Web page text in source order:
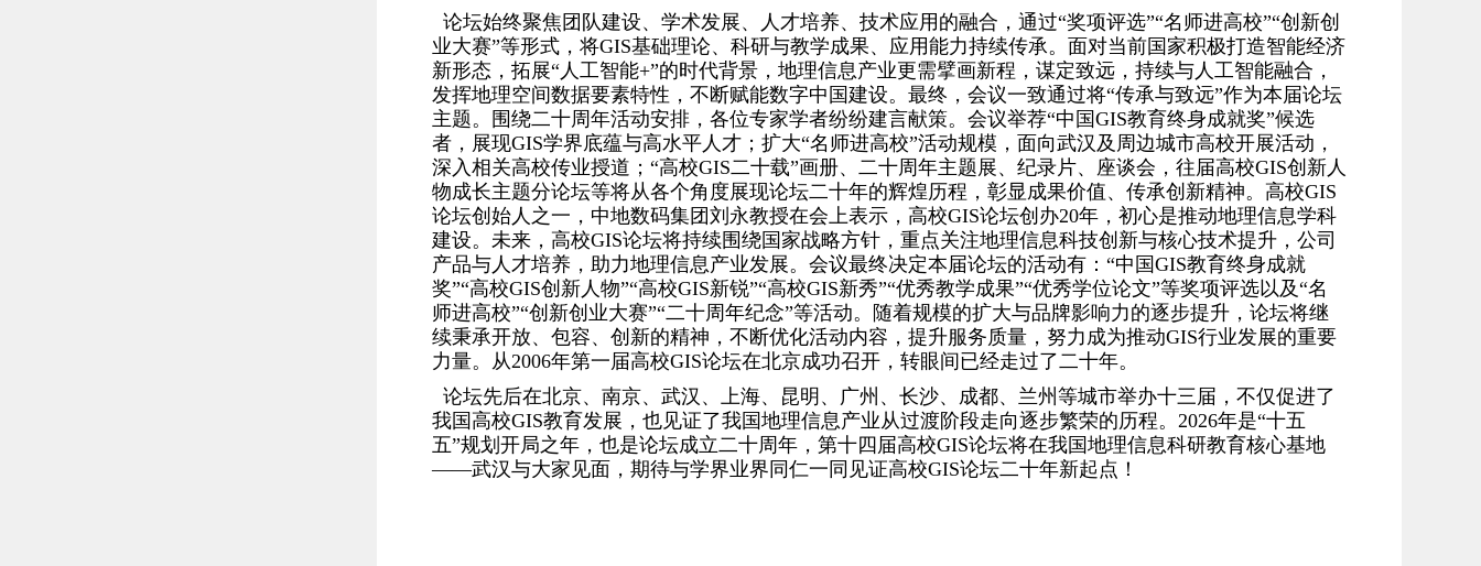
论坛始终聚焦团队建设、学术发展、人才培养、技术应用的融合，通过“奖项评选”“名师进高校”“创新创
业大赛”等形式，将GIS基础理论、科研与教学成果、应用能力持续传承。面对当前国家积极打造智能经济
新形态，拓展“人工智能+”的时代背景，地理信息产业更需擘画新程，谋定致远，持续与人工智能融合，
发挥地理空间数据要素特性，不断赋能数字中国建设。最终，会议一致通过将“传承与致远”作为本届论坛
主题。围绕二十周年活动安排，各位专家学者纷纷建言献策。会议举荐“中国GIS教育终身成就奖”候选
者，展现GIS学界底蕴与高水平人才；扩大“名师进高校”活动规模，面向武汉及周边城市高校开展活动，
深入相关高校传业授道；“高校GIS二十载”画册、二十周年主题展、纪录片、座谈会，往届高校GIS创新人
物成长主题分论坛等将从各个角度展现论坛二十年的辉煌历程，彰显成果价值、传承创新精神。高校GIS
论坛创始人之一，中地数码集团刘永教授在会上表示，高校GIS论坛创办20年，初心是推动地理信息学科
建设。未来，高校GIS论坛将持续围绕国家战略方针，重点关注地理信息科技创新与核心技术提升，公司
产品与人才培养，助力地理信息产业发展。会议最终决定本届论坛的活动有：“中国GIS教育终身成就
奖”“高校GIS创新人物”“高校GIS新锐”“高校GIS新秀”“优秀教学成果”“优秀学位论文”等奖项评选以及“名
师进高校”“创新创业大赛”“二十周年纪念”等活动。随着规模的扩大与品牌影响力的逐步提升，论坛将继
续秉承开放、包容、创新的精神，不断优化活动内容，提升服务质量，努力成为推动GIS行业发展的重要
力量。从2006年第一届高校GIS论坛在北京成功召开，转眼间已经走过了二十年。
论坛先后在北京、南京、武汉、上海、昆明、广州、长沙、成都、兰州等城市举办十三届，不仅促进了
我国高校GIS教育发展，也见证了我国地理信息产业从过渡阶段走向逐步繁荣的历程。2026年是“十五
五”规划开局之年，也是论坛成立二十周年，第十四届高校GIS论坛将在我国地理信息科研教育核心基地
——武汉与大家见面，期待与学界业界同仁一同见证高校GIS论坛二十年新起点！